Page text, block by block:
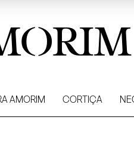
AMORIM CORTIÇA